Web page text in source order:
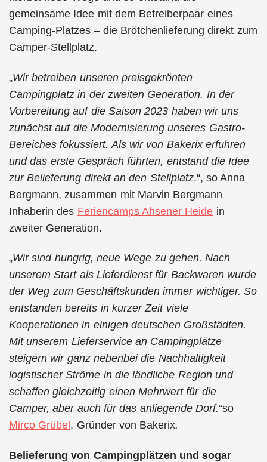
gemeinsame Idee mit dem Betreiberpaar eines
Camping-Platzes – die Brötchenlieferung direkt zum
Camper-Stellplatz.
„Wir betreiben unseren preisgekrönten
Campingplatz in der zweiten Generation. In der
Vorbereitung auf die Saison 2023 haben wir uns
zunächst auf die Modernisierung unseres Gastro-
Bereiches fokussiert. Als wir von Bakerix erfuhren
und das erste Gespräch führten, entstand die Idee
zur Belieferung direkt an den Stellplatz.“, so Anna
Bergmann, zusammen mit Marvin Bergmann
Inhaberin des Feriencamps Ahsener Heide in
zweiter Generation.
„Wir sind hungrig, neue Wege zu gehen. Nach
unserem Start als Lieferdienst für Backwaren wurde
der Weg zum Geschäftskunden immer wichtiger. So
entstanden bereits in kurzer Zeit viele
Kooperationen in einigen deutschen Großstädten.
Mit unserem Lieferservice an Campingplätze
steigern wir ganz nebenbei die Nachhaltigkeit
logistischer Ströme in die ländliche Region und
schaffen gleichzeitig einen Mehrwert für die
Camper, aber auch für das anliegende Dorf.“so
Mirco Grübel , Gründer von Bakerix.
Belieferung von Campingplätzen und sogar